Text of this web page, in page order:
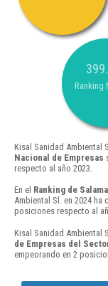
Ranking
Kisal Sanidad Ambiental
Nacional de Empresas
respecto al año 2023.
En el Ranking de
Ambiental Sl. en 2024
posiciones respecto al
Kisal Sanidad Ambiental
de Empresas del
empeorando en 2